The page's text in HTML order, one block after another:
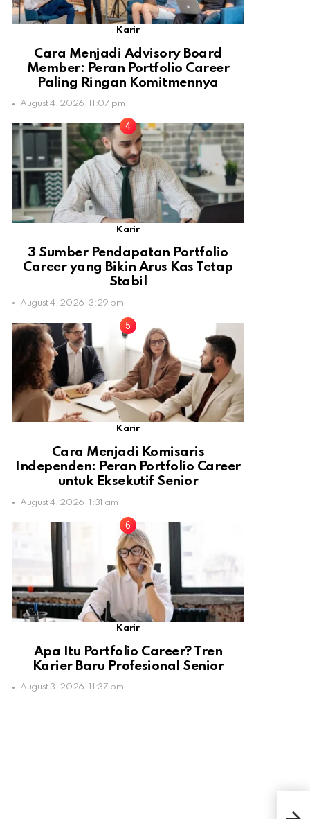
Karir
Cara Menjadi Advisory Board
Member: Peran Portfolio Career
Paling Ringan Komitmennya
August 4, 2026, 11:07 pm
Karir
3 Sumber Pendapatan Portfolio
Career yang Bikin Arus Kas Tetap
Stabil
August 4, 2026, 3:29 pm
Karir
Cara Menjadi Komisaris
Independen: Peran Portfolio Career
untuk Eksekutif Senior
August 4, 2026, 1:31 am
Karir
Apa Itu Portfolio Career? Tren
Karier Baru Profesional Senior
August 3, 2026, 11:37 pm
3